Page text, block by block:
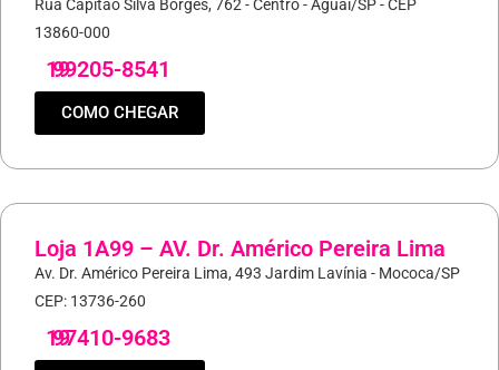
Rua Capitão Silva Borges, 762 - Centro - Aguaí/SP - CEP
13860-000
19
99205-8541
COMO CHEGAR
Loja 1A99 – AV. Dr. Américo Pereira Lima
Av. Dr. Américo Pereira Lima, 493 Jardim Lavínia - Mococa/SP
CEP: 13736-260
19
97410-9683